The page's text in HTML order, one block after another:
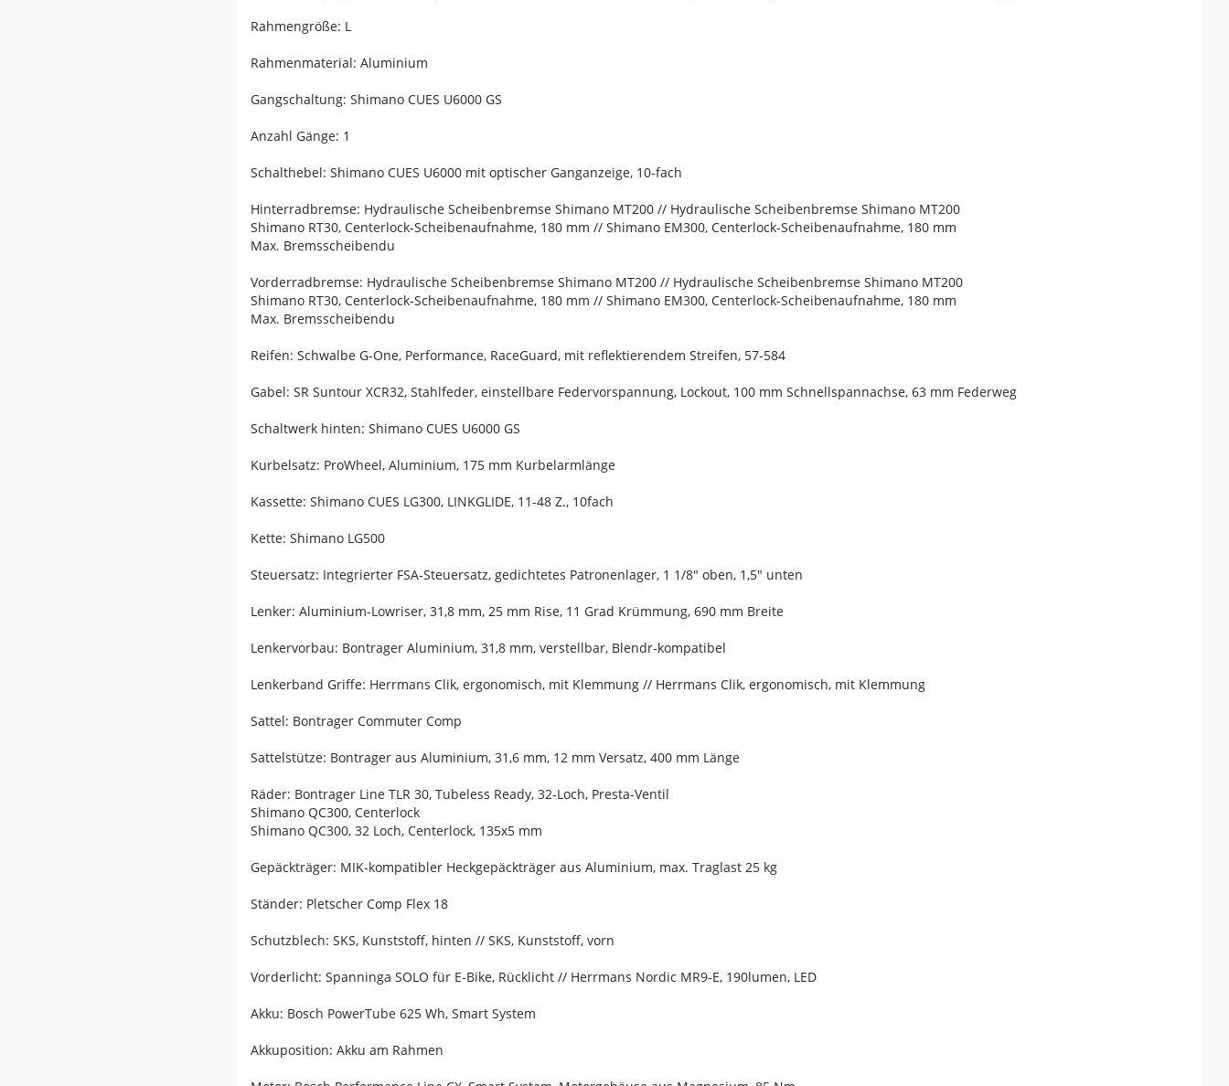
Rahmengröße: L
Rahmenmaterial: Aluminium
Gangschaltung: Shimano CUES U6000 GS
Anzahl Gänge: 1
Schalthebel: Shimano CUES U6000 mit optischer Ganganzeige, 10-fach
Hinterradbremse: Hydraulische Scheibenbremse Shimano MT200 // Hydraulische Scheibenbremse Shimano MT200
Shimano RT30, Centerlock-Scheibenaufnahme, 180 mm // Shimano EM300, Centerlock-Scheibenaufnahme, 180 mm
Max. Bremsscheibendu
Vorderradbremse: Hydraulische Scheibenbremse Shimano MT200 // Hydraulische Scheibenbremse Shimano MT200
Shimano RT30, Centerlock-Scheibenaufnahme, 180 mm // Shimano EM300, Centerlock-Scheibenaufnahme, 180 mm
Max. Bremsscheibendu
Reifen: Schwalbe G-One, Performance, RaceGuard, mit reflektierendem Streifen, 57-584
Gabel: SR Suntour XCR32, Stahlfeder, einstellbare Federvorspannung, Lockout, 100 mm Schnellspannachse, 63 mm Federweg
Schaltwerk hinten: Shimano CUES U6000 GS
Kurbelsatz: ProWheel, Aluminium, 175 mm Kurbelarmlänge
Kassette: Shimano CUES LG300, LINKGLIDE, 11-48 Z., 10fach
Kette: Shimano LG500
Steuersatz: Integrierter FSA-Steuersatz, gedichtetes Patronenlager, 1 1/8" oben, 1,5" unten
Lenker: Aluminium-Lowriser, 31,8 mm, 25 mm Rise, 11 Grad Krümmung, 690 mm Breite
Lenkervorbau: Bontrager Aluminium, 31,8 mm, verstellbar, Blendr-kompatibel
Lenkerband Griffe: Herrmans Clik, ergonomisch, mit Klemmung // Herrmans Clik, ergonomisch, mit Klemmung
Sattel: Bontrager Commuter Comp
Sattelstütze: Bontrager aus Aluminium, 31,6 mm, 12 mm Versatz, 400 mm Länge
Räder: Bontrager Line TLR 30, Tubeless Ready, 32-Loch, Presta-Ventil
Shimano QC300, Centerlock
Shimano QC300, 32 Loch, Centerlock, 135x5 mm
Gepäckträger: MIK-kompatibler Heckgepäckträger aus Aluminium, max. Traglast 25 kg
Ständer: Pletscher Comp Flex 18
Schutzblech: SKS, Kunststoff, hinten // SKS, Kunststoff, vorn
Vorderlicht: Spanninga SOLO für E-Bike, Rücklicht // Herrmans Nordic MR9-E, 190lumen, LED
Akku: Bosch PowerTube 625 Wh, Smart System
Akkuposition: Akku am Rahmen